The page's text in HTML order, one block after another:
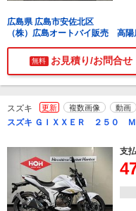
広島県 広島市安佐北区
（株）広島オートバイ販売 高陽
無料 お見積り/お問合せ
スズキ 更新 複数画像 動画
スズキ ＧＩＸＸＥＲ ２５０ Ｍ
支